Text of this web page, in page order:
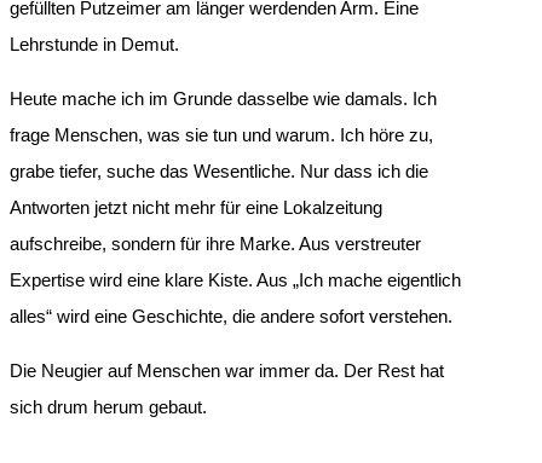
gefüllten Putzeimer am länger werdenden Arm. Eine
Lehrstunde in Demut.
Heute mache ich im Grunde dasselbe wie damals. Ich
frage Menschen, was sie tun und warum. Ich höre zu,
grabe tiefer, suche das Wesentliche. Nur dass ich die
Antworten jetzt nicht mehr für eine Lokalzeitung
aufschreibe, sondern für ihre Marke. Aus verstreuter
Expertise wird eine klare Kiste. Aus „Ich mache eigentlich
alles“ wird eine Geschichte, die andere sofort verstehen.
Die Neugier auf Menschen war immer da. Der Rest hat
sich drum herum gebaut.